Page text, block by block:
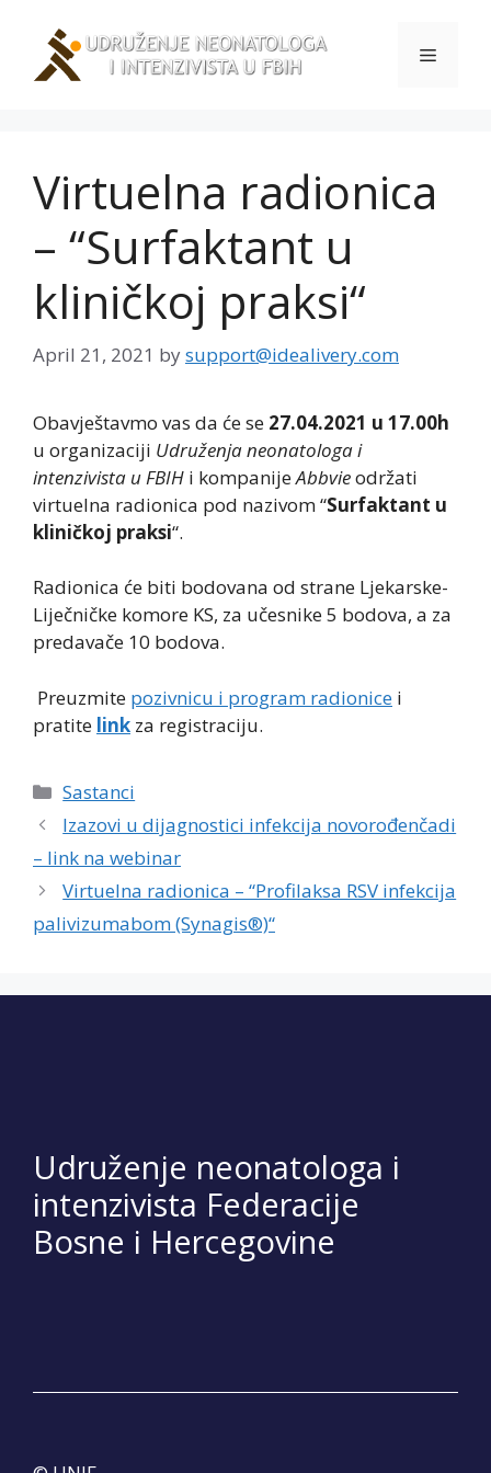
content
Menu
Virtuelna radionica
– “Surfaktant u
kliničkoj praksi“
April 21, 2021 bysupport@idealivery.com
Obavještavmo vas da će se 27.04.2021 u 17.00h
u organizaciji Udruženja neonatologa i
intenzivista u FBIH i kompanijeAbbvieodržati
virtuelna radionica pod nazivom “Surfaktant u
kliničkoj praksi“.
Radionica će biti bodovana od strane Ljekarske-
Liječničke komore KS, za učesnike 5 bodova, a za
predavače 10 bodova.
Preuzmite pozivnicu i program radionice i
pratite link za registraciju.
Categories
Sastanci
Izazovi u dijagnostici infekcija novorođenčadi
– link na webinar
Virtuelna radionica – “Profilaksa RSV infekcija
palivizumabom (Synagis®)“
Udruženje neonatologa i
intenzivista Federacije
Bosne i Hercegovine